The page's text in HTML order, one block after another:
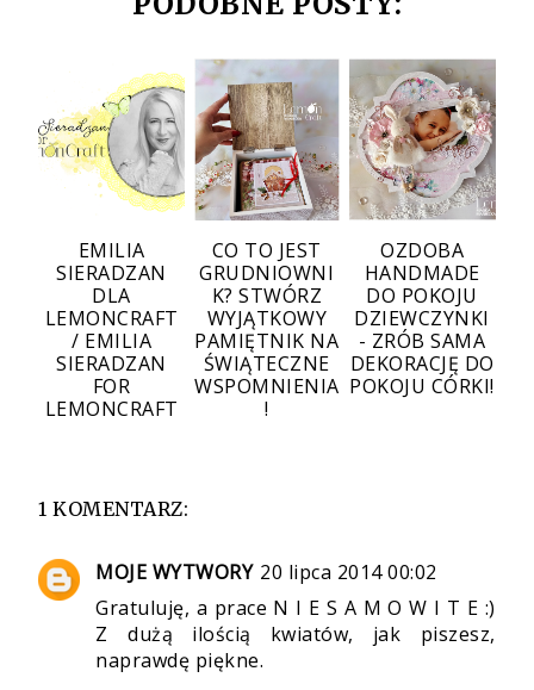
EMILIA
SIERADZAN
DLA
LEMONCRAFT
/ EMILIA
SIERADZAN
FOR
LEMONCRAFT
CO TO JEST
GRUDNIOWNI
K? STWÓRZ
WYJĄTKOWY
PAMIĘTNIK NA
ŚWIĄTECZNE
WSPOMNIENIA
!
OZDOBA
HANDMADE
DO POKOJU
DZIEWCZYNKI
- ZRÓB SAMA
DEKORACJĘ DO
POKOJU CÓRKI!
1 KOMENTARZ:
MOJE WYTWORY 20 lipca 2014 00:02
Gratuluję, a prace N I E S A M O W I T E :)
Z dużą ilością kwiatów, jak piszesz,
naprawdę piękne.